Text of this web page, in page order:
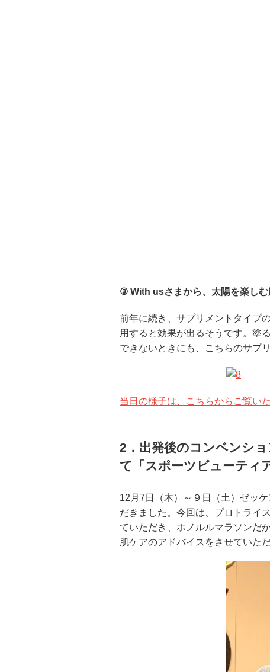
③ With usさまから、太陽を楽しむ
前年に続き、サプリメントタイプ
用すると効果が出るそうです。塗
できないときにも、こちらのサプ
当日の様子は、こちらからご覧い
2．出発後のコンベンシ
て「スポーツビューティ
12月7日（木）～９日（土）ゼッ
だきました。今回は、プロトライ
ていただき、ホノルルマラソンだ
肌ケアのアドバイスをさせていた